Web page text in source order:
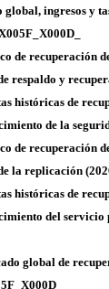
global, ingresos y
de recuperación
respaldo y
históricas de
de la
de recuperación
la replicación
históricas de
del
global de